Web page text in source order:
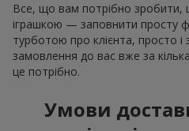
Все, що вам потрібно зробити,
іграшкою — заповнити просту
турботою про клієнта, просто і
замовлення до вас вже за
це потрібно.
Умови